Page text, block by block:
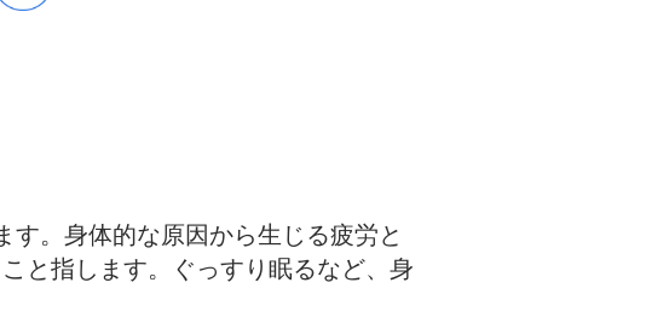
。身体的な原因から生じる疲労と
と指します。ぐっすり眠るなど、身